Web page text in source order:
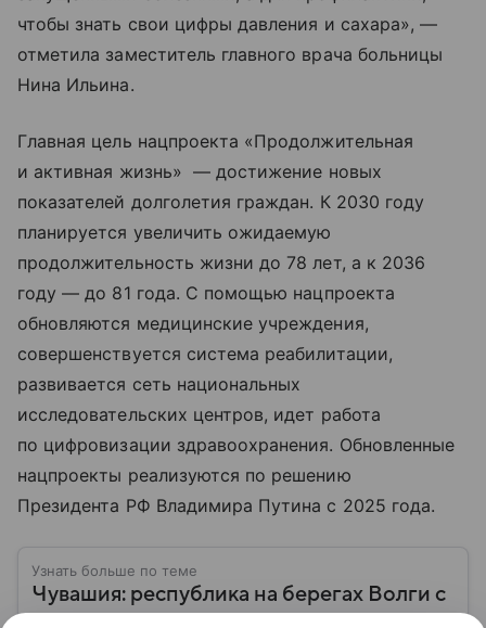
чтобы знать свои цифры давления и сахара», —
отметила заместитель главного врача больницы
Нина Ильина.
Главная цель нацпроекта «Продолжительная
и активная жизнь» — достижение новых
показателей долголетия граждан. К 2030 году
планируется увеличить ожидаемую
продолжительность жизни до 78 лет, а к 2036
году — до 81 года. С помощью нацпроекта
обновляются медицинские учреждения,
совершенствуется система реабилитации,
развивается сеть национальных
исследовательских центров, идет работа
по цифровизации здравоохранения. Обновленные
нацпроекты реализуются по решению
Президента РФ Владимира Путина с 2025 года.
Узнать больше по теме
Чувашия: республика на берегах Волги с